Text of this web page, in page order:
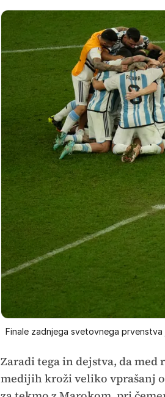
Finale zadnjega svetovnega
Zaradi tega in dejstva, da
medijih kroži veliko vprašanj